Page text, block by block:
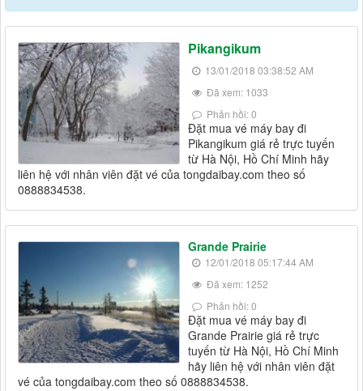
Pikangikum
13/01/2018 03:38:52 AM
Đã xem: 1033
Phản hồi: 0
Đặt mua vé máy bay đi
Pikangikum giá rẻ trực tuyến
từ Hà Nội, Hồ Chí Minh hãy
liên hệ với nhân viên đặt vé của tongdaibay.com theo số
0888834538.
Grande Prairie
12/01/2018 05:17:44 AM
Đã xem: 1252
Phản hồi: 0
Đặt mua vé máy bay đi
Grande Prairie giá rẻ trực
tuyến từ Hà Nội, Hồ Chí Minh
hãy liên hệ với nhân viên đặt
vé của tongdaibay.com theo số 0888834538.